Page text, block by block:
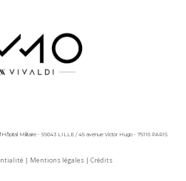
Militaire - 59043 LILLE / 45 avenue Victor Hugo - 75116 PARIS
| Mentions légales | Crédits